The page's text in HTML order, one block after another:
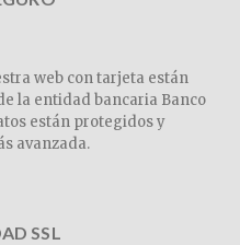
web con tarjeta están
la entidad bancaria Banco
están protegidos y
avanzada.
SSL